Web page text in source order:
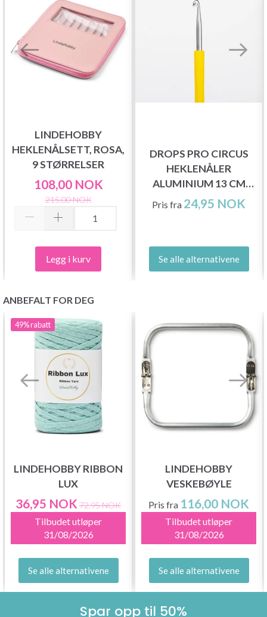
LINDEHOBBY
HEKLENÅLSETT, ROSA,
9 STØRRELSER
108,00 NOK
215,00 NOK
Legg i kurv
DROPS PRO CIRCUS
HEKLENÅLER
ALUMINIUM 13 CM
(2.00-12.00 MM)
Pris fra 24,95 NOK
Se alle alternativene
ANBEFALT FOR DEG
49%rabatt
LINDEHOBBY RIBBON
LUX
36,95 NOK 72,95 NOK
Tilbudet utløper
31/08/2026
Se alle alternativene
LINDEHOBBY
VESKEBØYLE
Pris fra 116,00 NOK
Tilbudet utløper
31/08/2026
Se alle alternativene
Spar opp til 50%